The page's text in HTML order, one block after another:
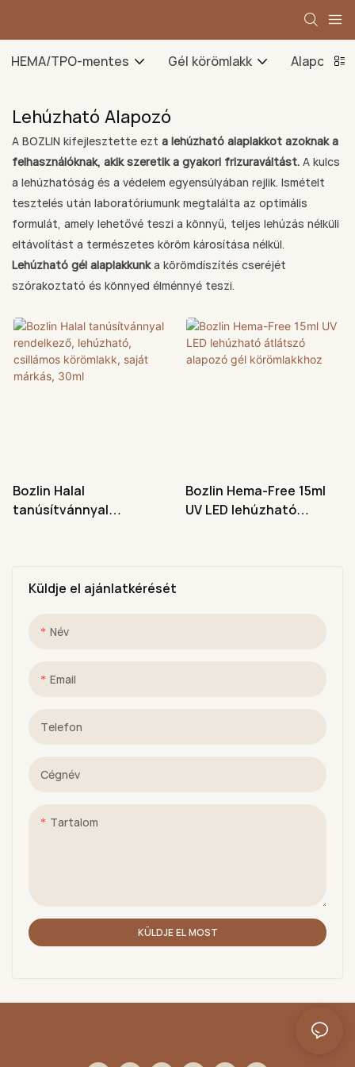
HEMA/TPO-mentes Gél körömlakk Alapozó
Lehúzható Alapozó
A BOZLIN kifejlesztette ezt a lehúzható alaplakkot azoknak a
felhasználóknak, akik szeretik a gyakori frizuraváltást. A kulcs
a lehúzhatóság és a védelem egyensúlyában rejlik. Ismételt
tesztelés után laboratóriumunk megtalálta az optimális
formulát, amely lehetővé teszi a könnyű, teljes lehúzás nélküli
eltávolítást a természetes köröm károsítása nélkül.
Lehúzható gél alaplakkunka körömdíszítés cseréjét
szórakoztató és könnyed élménnyé teszi.
Küldje el ajánlatkérését
Név
Email
Telefon
Cégnév
Tartalom
KÜLDJE EL MOST
Bozlin Halal
tanúsítvánnyal
Bozlin Hema-Free 15ml
UV LED lehúzható